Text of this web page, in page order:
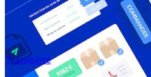
Traçabilité